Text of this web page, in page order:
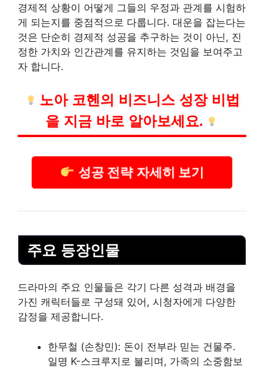
경제적 상황이 어떻게 그들의 우정과 관계를 시험하
게 되는지를 중점적으로 다룹니다. 대운을 잡는다는
것은 단순히 경제적 성공을 추구하는 것이 아닌, 진
정한 가치와 인간관계를 유지하는 것임을 보여주고
자 합니다.
노아 코헨의 비즈니스 성장 비법
을 지금 바로 알아보세요.
성공 전략 자세히 보기
주요 등장인물
드라마의 주요 인물들은 각기 다른 성격과 배경을
가진 캐릭터들로 구성돼 있어, 시청자에게 다양한
감정을 제공합니다.
한무철 (손창민): 돈이 전부라 믿는 건물주.
일명 K-스크루지로 불리며, 가족의 소중함보